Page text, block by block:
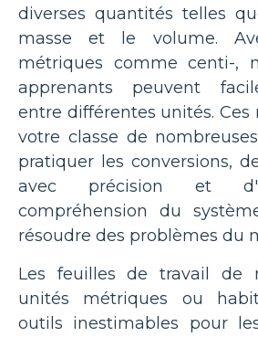
diverses quantités telles
masse et le volume.
métriques comme centi-,
apprenants peuvent
entre différentes unités. Ces
votre classe de
pratiquer les conversions,
avec précision et
compréhension du
résoudre des problèmes du
Les feuilles de travail de
unités métriques ou
outils inestimables pour